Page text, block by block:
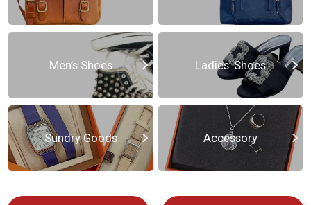
Men’s Shoes Ladies’ Shoes
Sundry Goods Accessory